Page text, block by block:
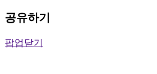
공유하기
팝업닫기